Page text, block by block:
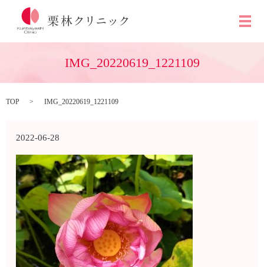
メ
IMG_20220619_1221109
TOP IMG_20220619_1221109
2022-06-28